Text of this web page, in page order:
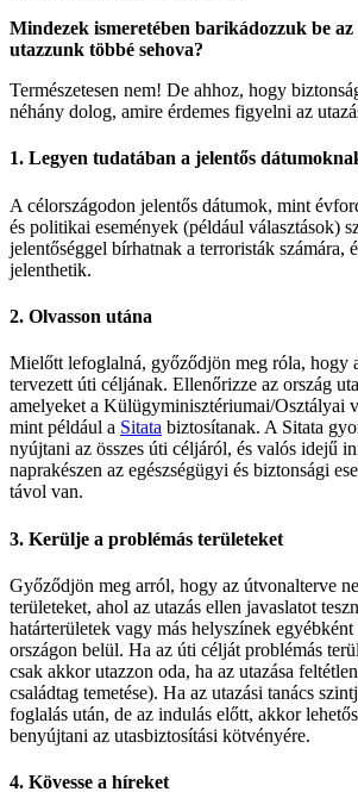
Mindezek ismeretében barikádozzuk be az
utazzunk többé sehova?
Természetesen nem! De ahhoz, hogy
néhány dolog, amire érdemes figyelni az
1. Legyen tudatában a jelentős
A célországodon jelentős dátumok, mint
és politikai események (például választások)
jelentőséggel bírhatnak a terroristák számára,
jelenthetik.
2. Olvasson utána
Mielőtt lefoglalná, győződjön meg róla, hogy
tervezett úti céljának. Ellenőrizze az ország
amelyeket a Külügyminisztériumai/Osztályai
mint például a Sitata biztosítanak. A Sitata
nyújtani az összes úti céljáról, és valós idejű
naprakészen az egészségügyi és biztonsági
távol van.
3. Kerülje a problémás területeket
Győződjön meg arról, hogy az útvonalterve
területeket, ahol az utazás ellen javaslatot
határterületek vagy más helyszínek
országon belül. Ha az úti célját problémás
csak akkor utazzon oda, ha az utazása
családtag temetése). Ha az utazási tanács
foglalás után, de az indulás előtt, akkor
benyújtani az utasbiztosítási kötvényére.
4. Kövesse a híreket